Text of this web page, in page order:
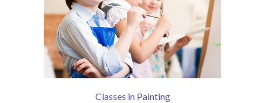
Classes in Painting